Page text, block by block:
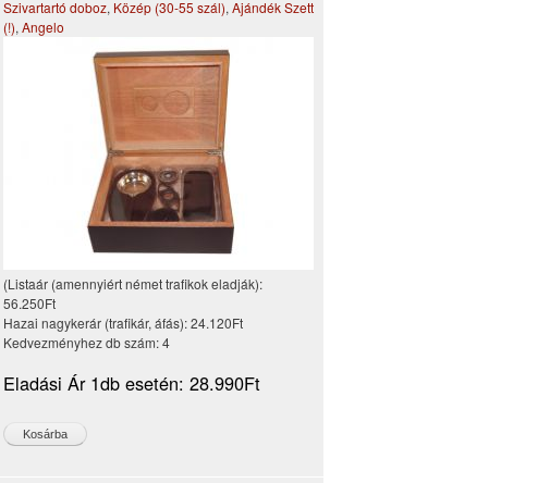
Szivartartó doboz, Közép (30-55 szál), Ajándék Szett
(!), Angelo
(Listaár (amennyiért német trafikok eladják):
56.250Ft
Hazai nagykerár (trafikár, áfás):24.120Ft
Kedvezményhez db szám:4
Eladási Ár 1db esetén: 28.990Ft